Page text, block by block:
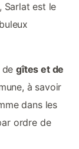
Sarlat est le
degîtes et de
à savoir
dans les
ordre de